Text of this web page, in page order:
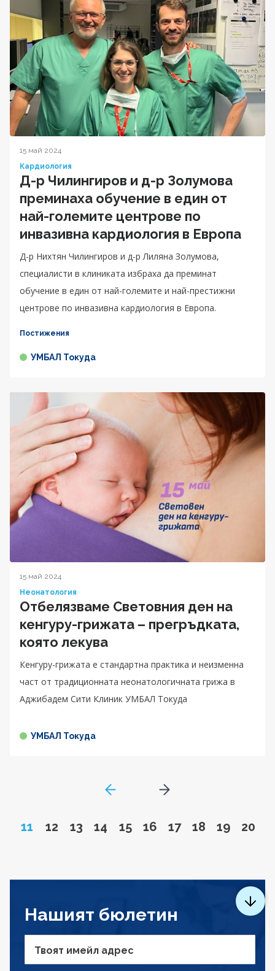
15 май 2024
Кардиология
Д-р Чилингиров и д-р Золумова
преминаха обучение в един от
най-големите центрове по
инвазивна кардиология в Европа
Д-р Нихтян Чилингиров и д-р Лиляна Золумова,
специалисти в клиниката избраха да преминат
обучение в един от най-големите и най-престижни
центрове по инвазивна кардиология в Европа.
Постижения
УМБАЛ Токуда
15 май 2024
Неонатология
Отбелязваме Световния ден на
кенгуру-грижата – прегръдката,
която лекува
Кенгуру-грижата е стандартна практика и неизменна
част от традиционната неонатологичната грижа в
Аджибадем Сити Клиник УМБАЛ Токуда
УМБАЛ Токуда
GoToPreviousPage
Page
11 Go to page
12 Go to page
13 Go to page
14 Go to page
15 Go to page
16 Go to page
17 Go to page
18 Go to
19 Go
20
Go to next page
Нашият бюлетин
Твоят имейл адрес